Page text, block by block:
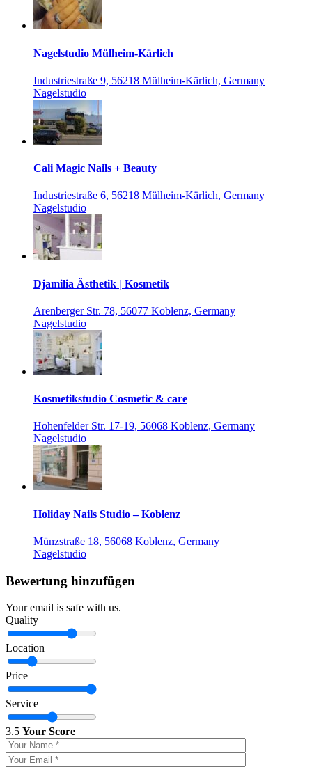
Nagelstudio Mülheim-Kärlich
Industriestraße 9, 56218 Mülheim-Kärlich, Germany
Nagelstudio
Cali Magic Nails + Beauty
Industriestraße 6, 56218 Mülheim-Kärlich, Germany
Nagelstudio
Djamilia Ästhetik | Kosmetik
Arenberger Str. 78, 56077 Koblenz, Germany
Nagelstudio
Kosmetikstudio Cosmetic & care
Hohenfelder Str. 17-19, 56068 Koblenz, Germany
Nagelstudio
Holiday Nails Studio – Koblenz
Münzstraße 18, 56068 Koblenz, Germany
Nagelstudio
Bewertung hinzufügen
Your email is safe with us.
Quality
Location
Price
Service
3.5 Your Score